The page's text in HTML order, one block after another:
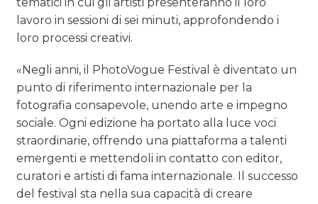
tematici in cui gli artisti presenteranno il loro
lavoro in sessioni di sei minuti, approfondendo i
loro processi creativi.
«Negli anni, il PhotoVogue Festival è diventato un
punto di riferimento internazionale per la
fotografia consapevole, unendo arte e impegno
sociale. Ogni edizione ha portato alla luce voci
straordinarie, offrendo una piattaforma a talenti
emergenti e mettendoli in contatto con editor,
curatori e artisti di fama internazionale. Il successo
del festival sta nella sua capacità di creare